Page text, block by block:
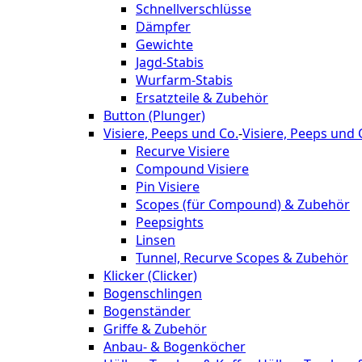
Schnellverschlüsse
Dämpfer
Gewichte
Jagd-Stabis
Wurfarm-Stabis
Ersatzteile & Zubehör
Button (Plunger)
Visiere, Peeps und Co.-Visiere, Peeps und
Recurve Visiere
Compound Visiere
Pin Visiere
Scopes (für Compound) & Zubehör
Peepsights
Linsen
Tunnel, Recurve Scopes & Zubehör
Klicker (Clicker)
Bogenschlingen
Bogenständer
Griffe & Zubehör
Anbau- & Bogenköcher